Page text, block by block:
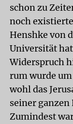
schon zu
noch
Henshke von
Universität
Widerspruch
rum wurde
wohl das
seiner
Zumindest